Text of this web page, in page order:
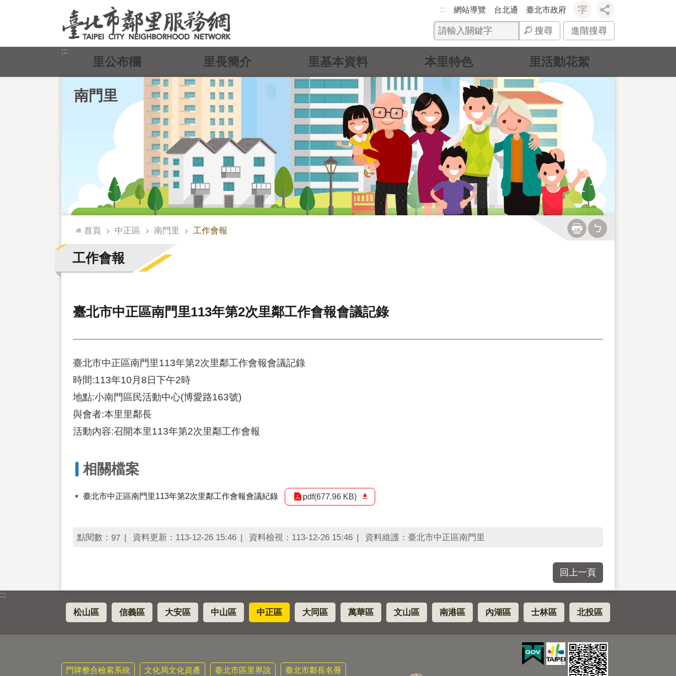
::: 網站導覽 台北通 臺北市政府
搜尋 進階搜尋
:::
南門里
里公布欄 里長簡介 里基本資料 本里特色 里活動花絮
::: 首頁 中正區 南門里 工作會報
工作會報
臺北市中正區南門里113年第2次里鄰工作會報會議記錄
臺北市中正區南門里113年第2次里鄰工作會報會議記錄
時間:113年10月8日下午2時
地點:小南門區民活動中心(博愛路163號)
與會者:本里里鄰長
活動內容:召開本里113年第2次里鄰工作會報
相關檔案
臺北市中正區南門里113年第2次里鄰工作會報會議紀錄 pdf(677.96 KB)
點閱數： 97 資料更新：113-12-26 15:46 資料檢視：113-12-26 15:46 資料維護：臺北市中正區南門里
回上一頁
:::
松山區 信義區 大安區 中山區 中正區 大同區 萬華區 文山區 南港區 內湖區 士林區 北投區
門牌整合檢索系統 文化局文化資產 臺北市區里界說 臺北市鄰長名冊